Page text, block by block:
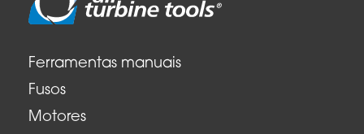
Ferramentas manuais
Fusos
Motores